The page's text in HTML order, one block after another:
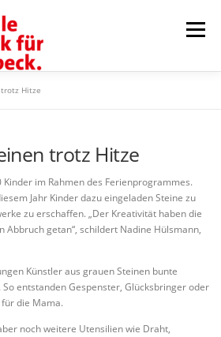
Menü
TERMINE KONTAKT
Hitze
trotz Hitze
im Rahmen des Ferienprogrammes.
Jahr Kinder dazu eingeladen Steine zu
zu erschaffen. „Der Kreativität haben die
Abbruch getan“, schildert Nadine Hülsmann,
Künstler aus grauen Steinen bunte
entstanden Gespenster, Glücksbringer oder
die Mama.
noch weitere Utensilien wie Draht,